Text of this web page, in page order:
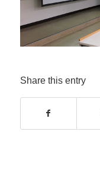
Share this entry